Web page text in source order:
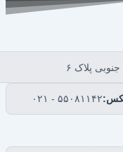
پلاک ۶
۰۲۱ - ۵۵۰۸۱۱۴۲